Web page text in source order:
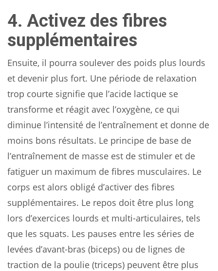
4. Activez des fibres
supplémentaires
Ensuite, il pourra soulever des poids plus lourds
et devenir plus fort. Une période de relaxation
trop courte signifie que l’acide lactique se
transforme et réagit avec l’oxygène, ce qui
diminue l’intensité de l’entraînement et donne de
moins bons résultats. Le principe de base de
l’entraînement de masse est de stimuler et de
fatiguer un maximum de fibres musculaires. Le
corps est alors obligé d’activer des fibres
supplémentaires. Le repos doit être plus long
lors d’exercices lourds et multi-articulaires, tels
que les squats. Les pauses entre les séries de
levées d’avant-bras (biceps) ou de lignes de
traction de la poulie (triceps) peuvent être plus